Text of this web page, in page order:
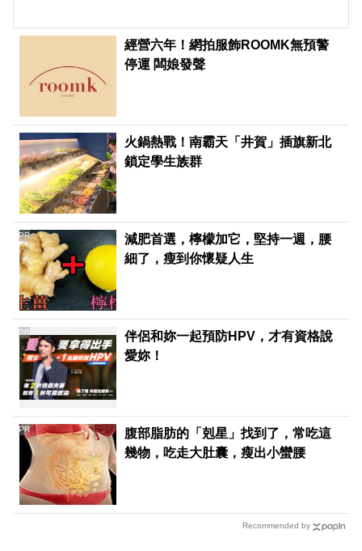
經營六年！網拍服飾ROOMK無預警
停運 闆娘發聲
火鍋熱戰！南霸天「井賀」插旗新北
鎖定學生族群
減肥首選，檸檬加它，堅持一週，腰
細了，瘦到你懷疑人生
PR
伴侶和妳一起預防HPV，才有資格說
愛妳！
PR
腹部脂肪的「剋星」找到了，常吃這
幾物，吃走大肚囊，瘦出小蠻腰
PR
Recommended by